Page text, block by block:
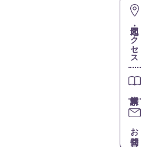
地図・アクセス
お問合せ